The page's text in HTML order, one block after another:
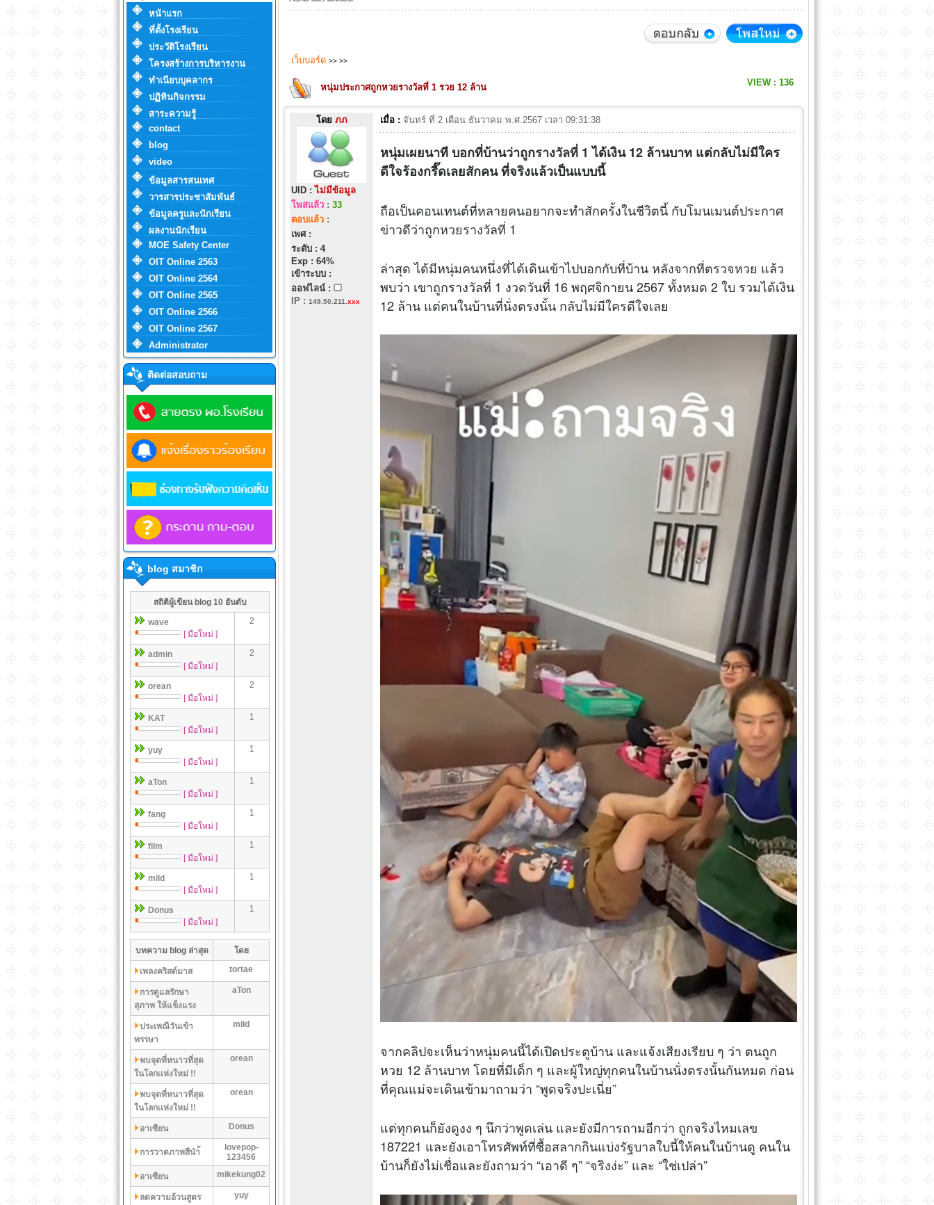
หน้าแรก
ที่ตั้งโรงเรียน
ประวัติโรงเรียน
โครงสร้างการบริหารงาน
ทำเนียบบุคลากร
ปฏิทินกิจกรรม
สาระความรู้
contact
blog
video
ข้อมูลสารสนเทศ
วารสารประชาสัมพันธ์
ข้อมูลครูและนักเรียน
ผลงานนักเรียน
MOE Safety Center
OIT Online 2563
OIT Online 2564
OIT Online 2565
OIT Online 2566
OIT Online 2567
Administrator
ติดต่อสอบถาม
blog สมาชิก
สถิติผู้เขียน blog 10 อันดับ
wave
[ มือใหม่ ]
2
admin
[ มือใหม่ ]
2
orean
[ มือใหม่ ]
2
KAT
[ มือใหม่ ]
1
yuy
[ มือใหม่ ]
1
aTon
[ มือใหม่ ]
1
fang
[ มือใหม่ ]
1
film
[ มือใหม่ ]
1
mild
[ มือใหม่ ]
1
Donus
[ มือใหม่ ]
1
บทความ blog ล่าสุด โดย
เพลงคริสต์มาส tortae
การดูแลรักษา
สุภาพ ให้แข็งแรง
aTon
ประเพณีวันเข้า
พรรษา
mild
พบจุดที่หนาวที่สุด
ในโลกเเห่งใหม่ !!
orean
พบจุดที่หนาวที่สุด
ในโลกเเห่งใหม่ !!
orean
อาเซียน Donus
การวาดภาพสีนำ้
lovepop-
123456
อาเซียน
mikekung02
ลดความอ้วนสูตร
yuy
เว็บบอร์ด >> >>
หนุ่มประกาศถูกหวยรางวัลที่ 1 รวย 12 ล้าน VIEW : 136
โดย ภภ
UID :ไม่มีข้อมูล
โพสแล้ว: 33
ตอบแล้ว:
เพศ :
ระดับ : 4
Exp : 64%
เข้าระบบ :
ออฟไลน์ :
IP : 149.50.211. xxx
เมื่อ : จันทร์ ที่ 2 เดือน ธันวาคม พ.ศ.2567 เวลา 09:31:38
หนุ่มเผยนาที บอกที่บ้านว่าถูกรางวัลที่ 1 ได้เงิน 12 ล้านบาท แต่กลับไม่มีใคร
ดีใจร้องกรี๊ดเลยสักคน ที่จริงแล้วเป็นแบบนี้
ถือเป็นคอนเทนต์ที่หลายคนอยากจะทำสักครั้งในชีวิตนี้ กับโมนเมนต์ประกาศ
ข่าวดีว่าถูกหวยรางวัลที่ 1
ล่าสุด ได้มีหนุ่มคนหนึ่งที่ได้เดินเข้าไปบอกกับที่บ้าน หลังจากที่ตรวจหวย แล้ว
พบว่า เขาถูกรางวัลที่ 1 งวดวันที่ 16 พฤศจิกายน 2567 ทั้งหมด 2 ใบ รวมได้เงิน
12 ล้าน แต่คนในบ้านที่นั่งตรงนั้น กลับไม่มีใครดีใจเลย
จากคลิปจะเห็นว่าหนุ่มคนนี้ได้เปิดประตูบ้าน และแจ้งเสียงเรียบ ๆ ว่า ตนถูก
หวย 12 ล้านบาท โดยที่มีเด็ก ๆ และผู้ใหญ่ทุกคนในบ้านนั่งตรงนั้นกันหมด ก่อน
ที่คุณแม่จะเดินเข้ามาถามว่า “พูดจริงปะเนี่ย”
แต่ทุกคนก็ยังดูงง ๆ นึกว่าพูดเล่น และยังมีการถามอีกว่า ถูกจริงไหมเลข
187221 และยังเอาโทรศัพท์ที่ซื้อสลากกินแบ่งรัฐบาลใบนี้ให้คนในบ้านดู คนใน
บ้านก็ยังไม่เชื่อและยังถามว่า “เอาดี ๆ” “จริงง่ะ” และ “ใช่เปล่า”